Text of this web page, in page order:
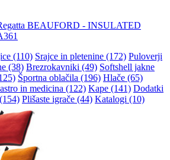
BEAUFORD - INSULATED
(110) Srajce in pletenine (172) Puloverji
(38) Brezrokavniki (49) Softshell jakne
Športna oblačila (196) Hlače (65)
in medicina (122) Kape (141) Dodatki
Plišaste igrače (44) Katalogi (10)